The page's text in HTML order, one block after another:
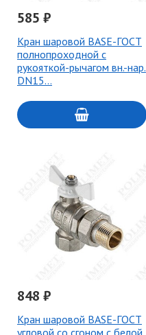
585 ₽
Кран шаровой BASE-ГОСТ
полнопроходной с
рукояткой-рычагом вн.-нар.
DN15…
848 ₽
Кран шаровой BASE-ГОСТ
угловой со сгоном с белой